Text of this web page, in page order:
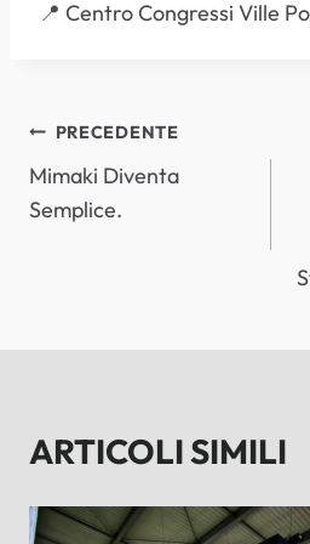
📍 Centro Congressi Ville
NAVIGAZIONE
ARTICOLI
PRECEDENTE
Mimaki Diventa
Semplice.
ARTICOLI SIMILI